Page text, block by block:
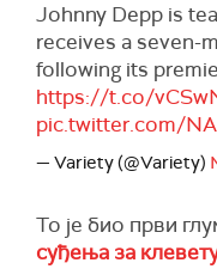
Johnny Depp is
receives a seven-
following its
https://t.co/
pic.twitter.com/
— Variety (@Variety)
То је био први
суђења за